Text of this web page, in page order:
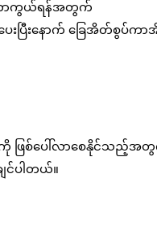
မှ ကာကွယ်ရန်အတွက်
ပြီးနောက် ခြေအိတ်စွပ်ကာ
ဖြစ်ပေါ်လာစေနိုင်သည့်အ
င်ပါတယ်။